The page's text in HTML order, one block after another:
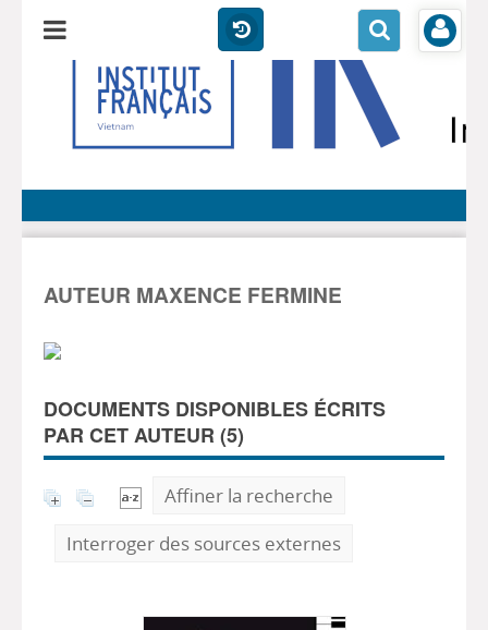
AUTEUR MAXENCE FERMINE
DOCUMENTS DISPONIBLES ÉCRITS
PAR CET AUTEUR (5)
Affiner la recherche
Interroger des sources externes